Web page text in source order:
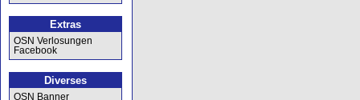
Extras
OSN Verlosungen
Facebook
Diverses
OSN Banner